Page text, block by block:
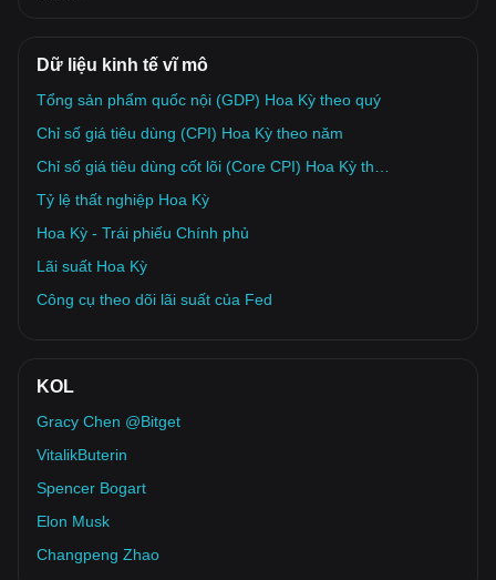
Dữ liệu kinh tế vĩ mô
Tổng sản phẩm quốc nội (GDP) Hoa Kỳ theo quý
Chỉ số giá tiêu dùng (CPI) Hoa Kỳ theo năm
Tỷ lệ thất nghiệp Hoa Kỳ
Hoa Kỳ - Trái phiếu Chính phủ
Lãi suất Hoa Kỳ
Công cụ theo dõi lãi suất của Fed
KOL
Gracy Chen @Bitget
VitalikButerin
Spencer Bogart
Elon Musk
Changpeng Zhao